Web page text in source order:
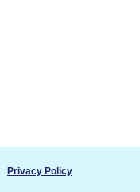
Privacy Policy